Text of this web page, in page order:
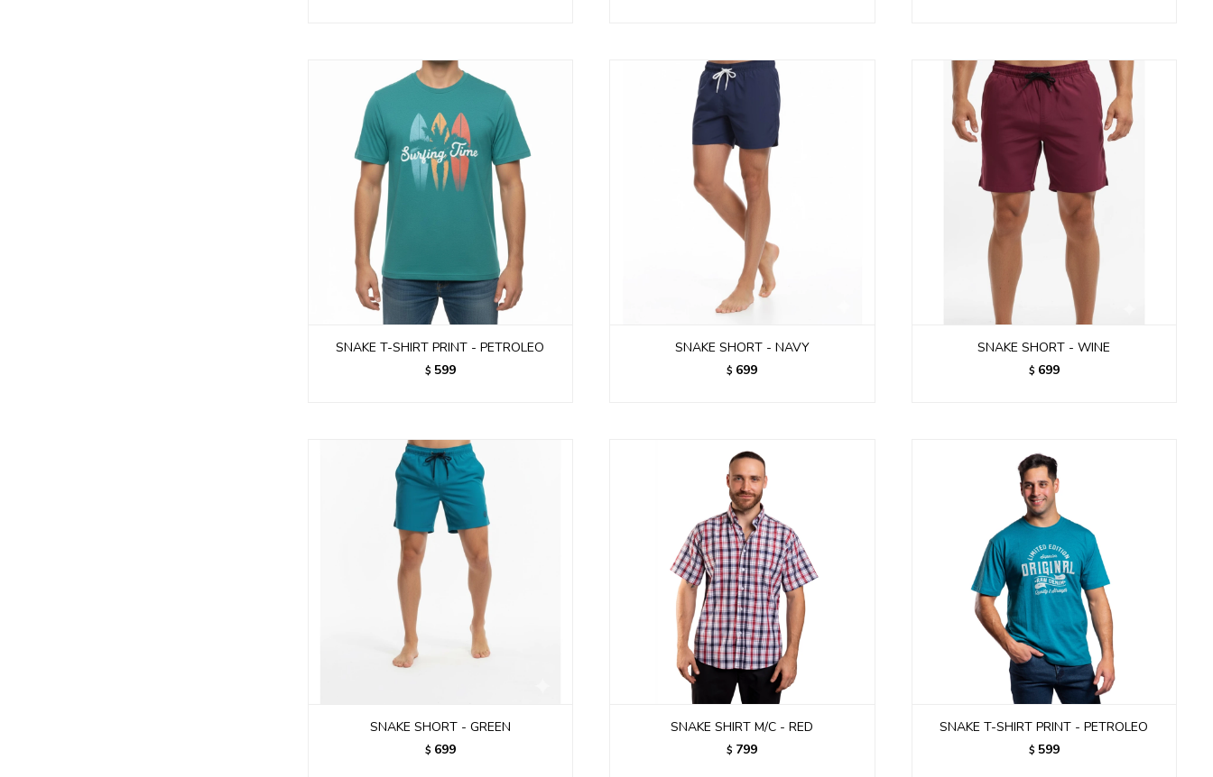
SNAKE T-SHIRT PRINT - PETROLEO
$ 599
SNAKE SHORT - NAVY
$ 699
SNAKE SHORT - WINE
$ 699
SNAKE SHORT - GREEN
$ 699
SNAKE SHIRT M/C - RED
$ 799
SNAKE T-SHIRT PRINT - PETROLEO
$ 599